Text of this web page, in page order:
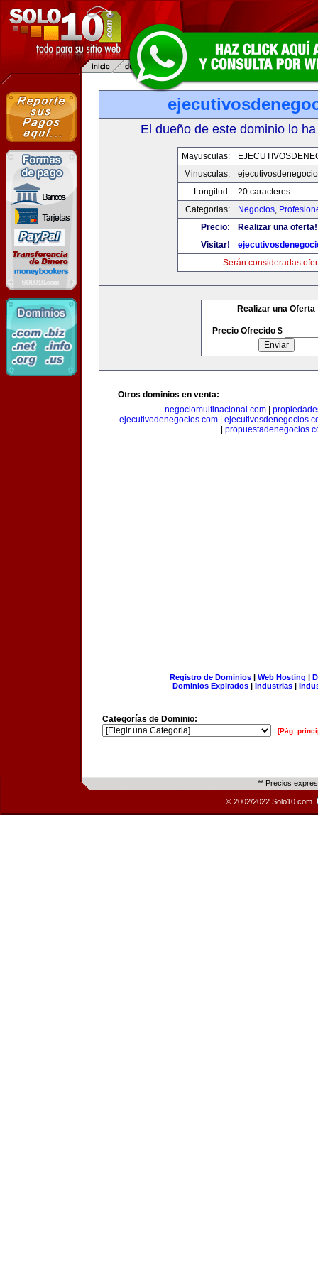
El dueño de este dominio lo
Mayusculas:
Minusculas:
Longitud:
20 caracteres
Categorias:
Negocios,
Precio:
Realizar una oferta!
Visitar!
Serán consideradas
Realizar una Oferta
Precio Ofrecido $
Otros dominios en venta:
negociomultinacional.com
ejecutivodenegocios.com|
Registro de Dominios| Web Hosting |
Dominios Expirados | Industrias |
Categorías de Dominio:
[Pág.
** Precios
© 2002/2022 Solo10.com